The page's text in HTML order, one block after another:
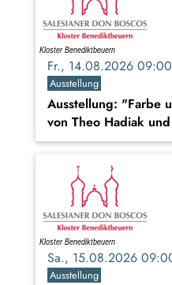
Fr., 14.08.2026
Ausstellung
Ausstellung: "Farbe
von Theo Hadiak
Sa., 15.08.2026
Ausstellung